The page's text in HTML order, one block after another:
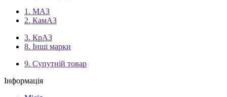
1. МАЗ
2. КамАЗ
3. КрАЗ
8. Інші марки
9. Супутній товар
Інформація